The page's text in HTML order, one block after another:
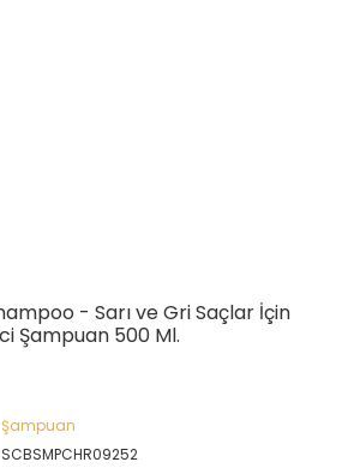
- Sarı ve Gri Saçlar İçin
Şampuan 500 Ml.
Şampuan
SCBSMPCHR09252